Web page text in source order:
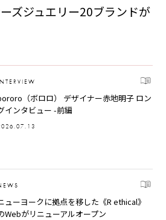
ズジュエリー20ブランドが
（ボロロ） デザイナー赤地明子 ロン
インタビュー -前編
ューヨークに拠点を移した《R ethical》
Webがリニューアルオープン